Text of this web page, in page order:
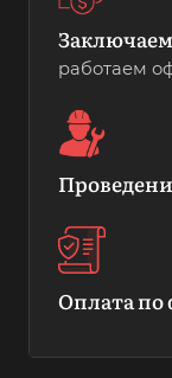
работаем
Оплата по